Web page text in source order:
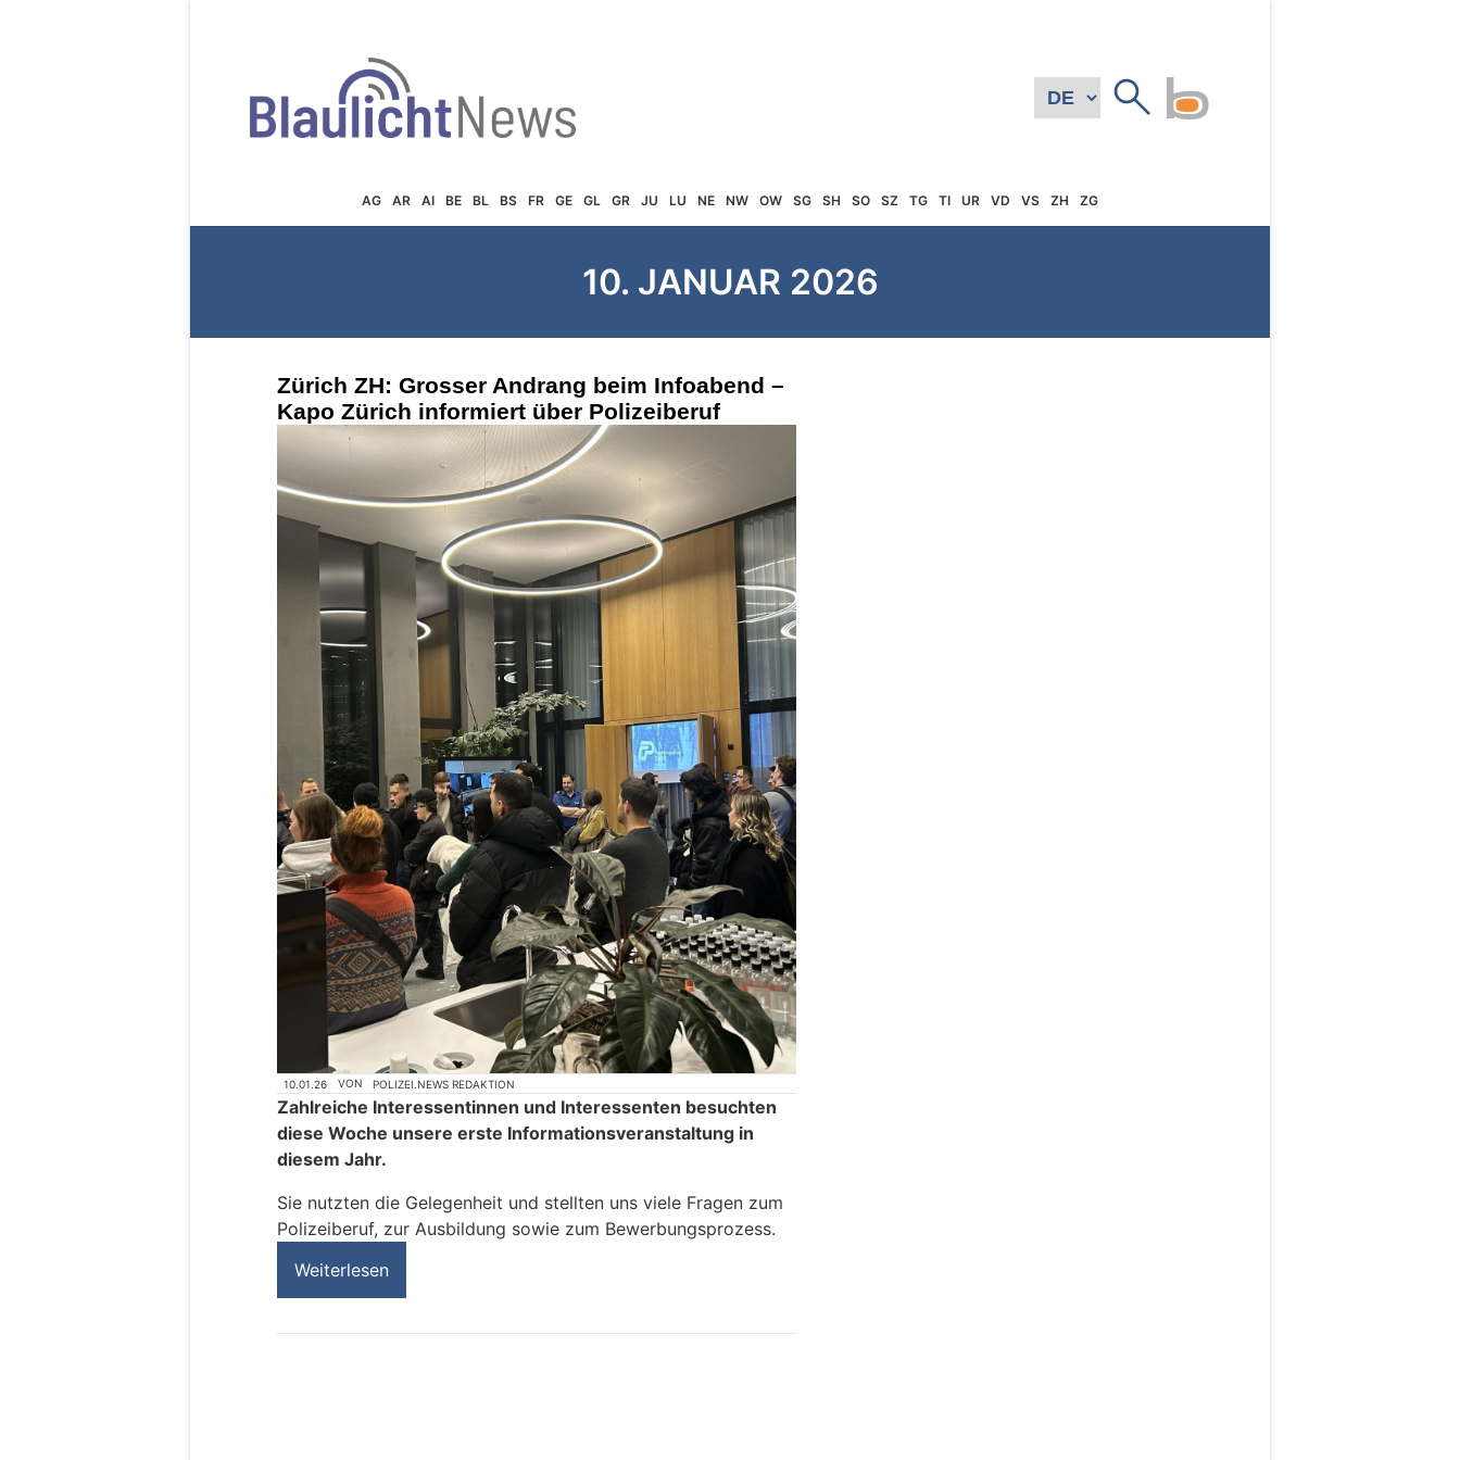
AG AR AI BE BL BS FR GE GL GR JU LU NE NW OW SG SH SO SZ TG TI UR VD VS ZH ZG
10. JANUAR 2026
Zürich ZH: Grosser Andrang beim Infoabend –
Kapo Zürich informiert über Polizeiberuf
10.01.26 VON POLIZEI.NEWS REDAKTION
Zahlreiche Interessentinnen und Interessenten besuchten
diese Woche unsere erste Informationsveranstaltung in
diesem Jahr.
Sie nutzten die Gelegenheit und stellten uns viele Fragen zum
Polizeiberuf, zur Ausbildung sowie zum Bewerbungsprozess.
Weiterlesen